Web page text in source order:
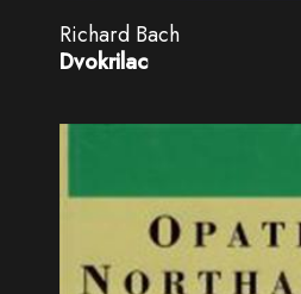
Richard Bach
Dvokrilac